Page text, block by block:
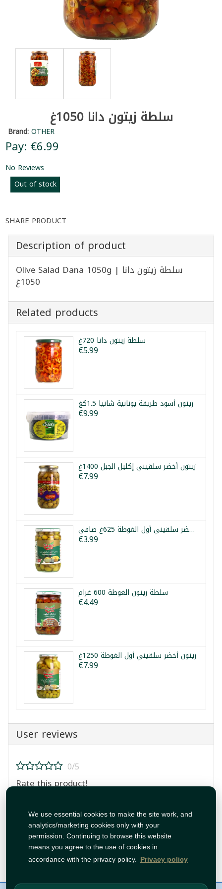
We use essential cookies to make the site work, and
analytics/marketing cookies only with your
permission. Continuing to browse this website
means you agree to the use of cookies in
accordance with the privacy policy. Privacy policy
سلطة زيتون دانا 1050غ
Brand:OTHER
Pay: €6.99
No Reviews
Out of stock
SHARE PRODUCT
Description of product
Olive Salad Dana 1050g | سلطة زيتون دانا
1050غ
Related products
سلطة زيتون دانا 720غ
€5.99
زيتون أسود طريقة يونانية شانيا 1.5كغ
€9.99
زيتون أخضر سلقيني إكليل الجبل 1400غ
€7.99
زيتون أخضر سلقيني أول الغوطة 625غ صافي
€3.99
سلطة زيتون الغوطة 600 غرام
€4.49
زيتون أخضر سلقيني أول الغوطة 1250غ
€7.99
User reviews
0/5
Rate this product!
Post Review